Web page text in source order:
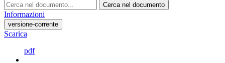
Cerca nel documento
Informazioni
versione-corrente
Scarica
pdf